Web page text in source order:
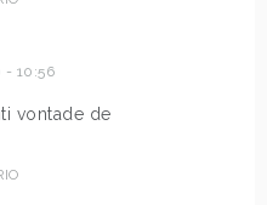
- 10:56
vontade de